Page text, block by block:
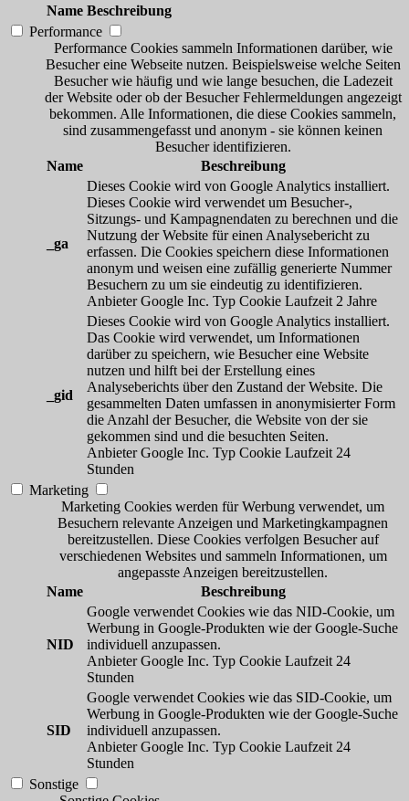
Name Beschreibung
Performance
Performance Cookies sammeln Informationen darüber, wie
Besucher eine Webseite nutzen. Beispielsweise welche Seiten
Besucher wie häufig und wie lange besuchen, die Ladezeit
der Website oder ob der Besucher Fehlermeldungen angezeigt
bekommen. Alle Informationen, die diese Cookies sammeln,
sind zusammengefasst und anonym - sie können keinen
Besucher identifizieren.
Name
Beschreibung
_ga
Dieses Cookie wird von Google Analytics installiert.
Dieses Cookie wird verwendet um Besucher-,
Sitzungs- und Kampagnendaten zu berechnen und die
Nutzung der Website für einen Analysebericht zu
erfassen. Die Cookies speichern diese Informationen
anonym und weisen eine zufällig generierte Nummer
Besuchern zu um sie eindeutig zu identifizieren.
Anbieter Google Inc. Typ Cookie Laufzeit 2 Jahre
_gid
Dieses Cookie wird von Google Analytics installiert.
Das Cookie wird verwendet, um Informationen
darüber zu speichern, wie Besucher eine Website
nutzen und hilft bei der Erstellung eines
Analyseberichts über den Zustand der Website. Die
gesammelten Daten umfassen in anonymisierter Form
die Anzahl der Besucher, die Website von der sie
gekommen sind und die besuchten Seiten.
Anbieter Google Inc. Typ Cookie Laufzeit 24
Stunden
Marketing
Marketing Cookies werden für Werbung verwendet, um
Besuchern relevante Anzeigen und Marketingkampagnen
bereitzustellen. Diese Cookies verfolgen Besucher auf
verschiedenen Websites und sammeln Informationen, um
angepasste Anzeigen bereitzustellen.
Name
Beschreibung
NID
Google verwendet Cookies wie das NID-Cookie, um
Werbung in Google-Produkten wie der Google-Suche
individuell anzupassen.
Anbieter Google Inc. Typ Cookie Laufzeit 24
Stunden
SID
Google verwendet Cookies wie das SID-Cookie, um
Werbung in Google-Produkten wie der Google-Suche
individuell anzupassen.
Anbieter Google Inc. Typ Cookie Laufzeit 24
Stunden
Sonstige